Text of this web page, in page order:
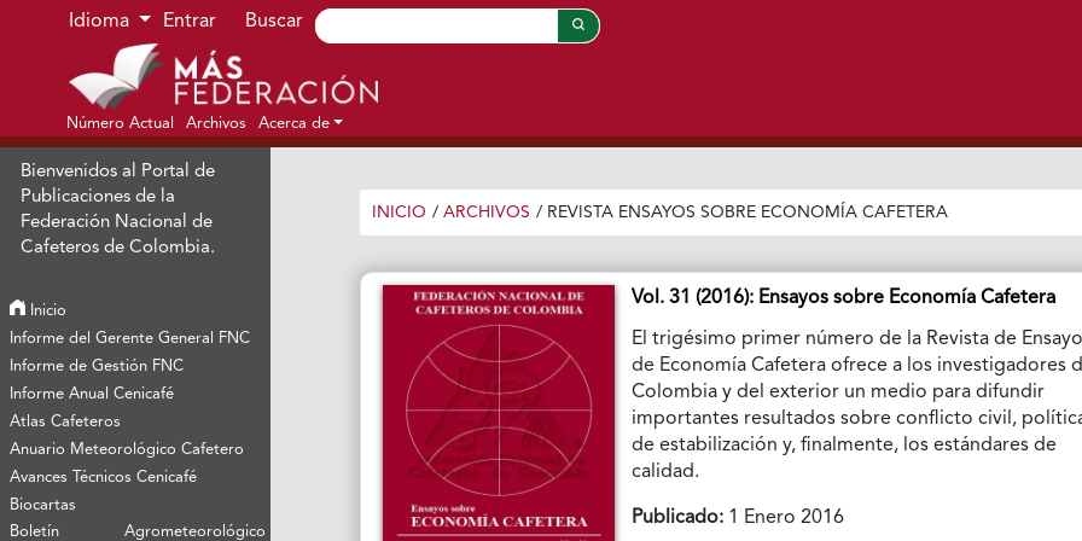
Ir al menú de navegación principal
Ir al contenido principal
Ir al pie de página del sitio
Idioma Entrar Buscar
Número Actual Archivos Acerca de
Bienvenidos al Portal de
Publicaciones de la
Federación Nacional de
Cafeteros de Colombia.
Inicio
Informe del Gerente General FNC
Informe de Gestión FNC
Informe Anual Cenicafé
Atlas Cafeteros
Anuario Meteorológico Cafetero
Avances Técnicos Cenicafé
Biocartas
Boletín Agrometeorológico
INICIO / ARCHIVOS / REVISTA ENSAYOS SOBRE ECONOMÍA CAFETERA
Vol. 31 (2016): Ensayos sobre Economía Cafetera
El trigésimo primer número de la Revista de
de Economía Cafetera ofrece a los investigadores
Colombia y del exterior un medio para difundir
importantes resultados sobre conflicto civil,
de estabilización y, finalmente, los estándares de
calidad.
Publicado: 1 Enero 2016